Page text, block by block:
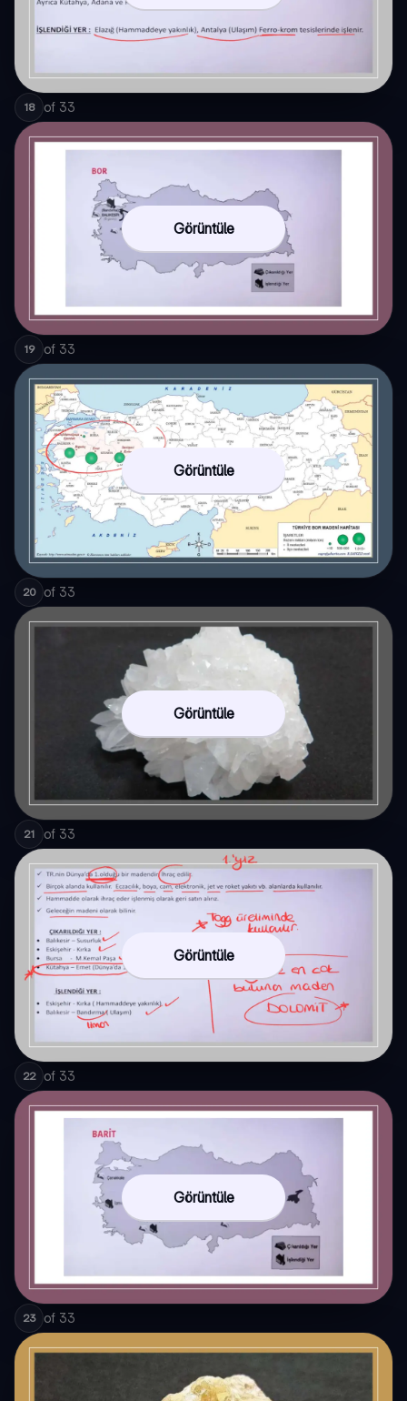
18 of 33
Görüntüle
19 of 33
Görüntüle
20 of 33
Görüntüle
21 of 33
Görüntüle
22 of 33
Görüntüle
23 of 33